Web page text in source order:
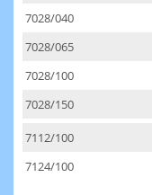
7028/040
7028/065
7028/100
7028/150
7112/100
7124/100